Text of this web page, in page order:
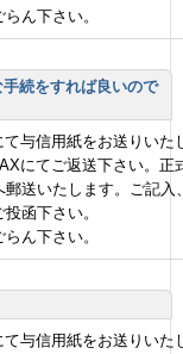
らん下さい。
続をすれば良いので
与信用紙をお送りいた
にてご返送下さい。正
送いたします。ご記入
函下さい。
らん下さい。
与信用紙をお送りいた